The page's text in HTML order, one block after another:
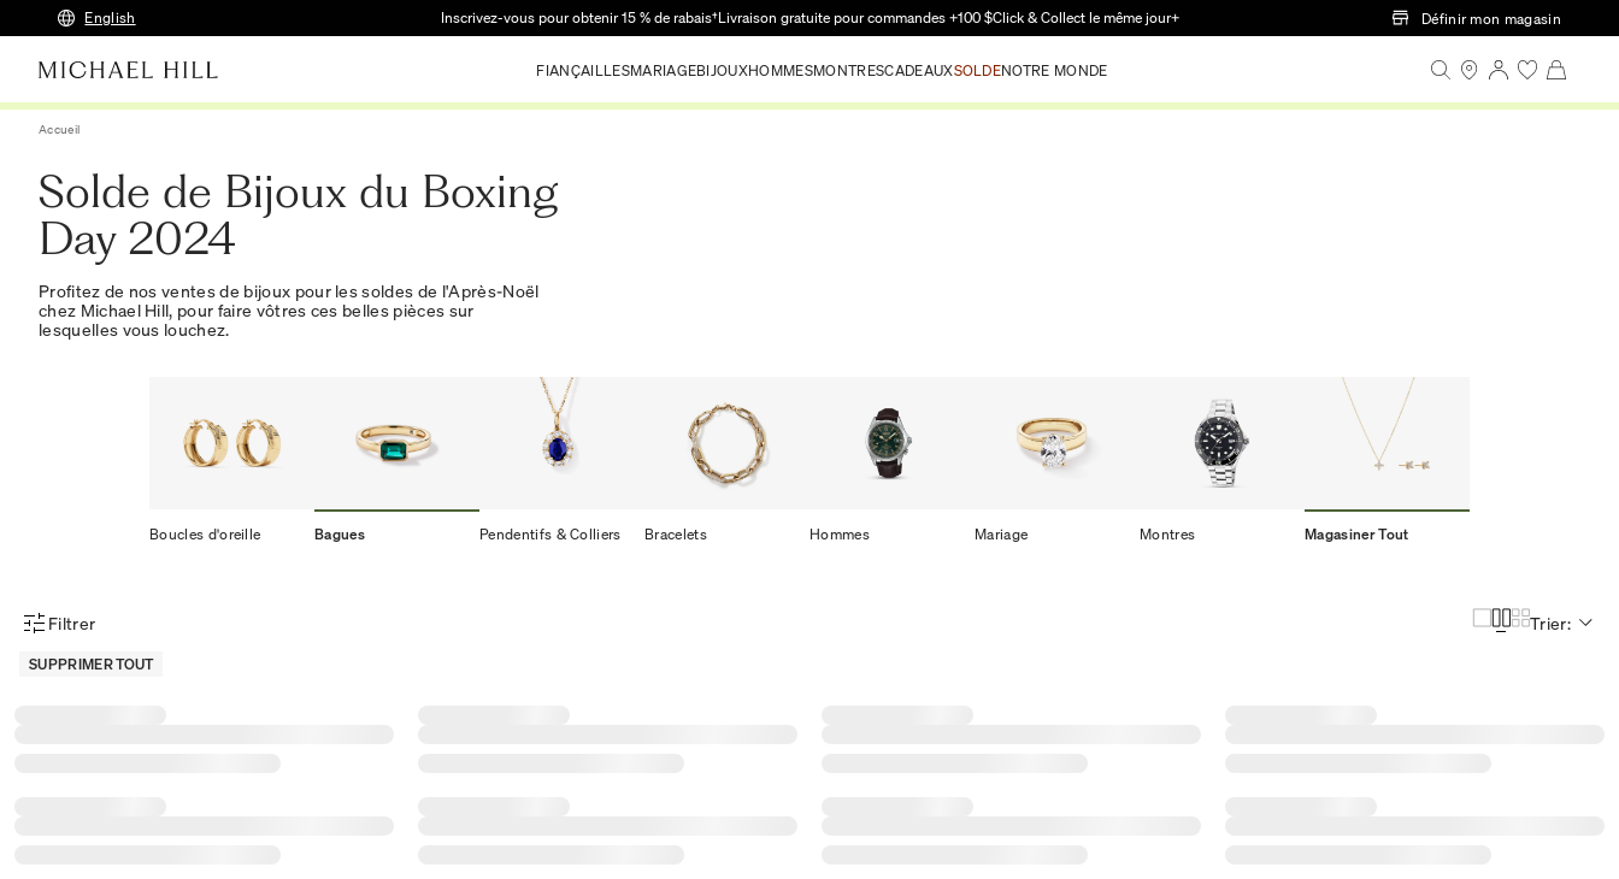
Passer au contenu principal
English Inscrivez-vous pour obtenir 15 % de rabais†Livraison gratuite pour commandes +100 $Click & Collect le même jour+ Définir mon magasin
FIANÇAILLESMARIAGEBIJOUXHOMMESMONTRESCADEAUXSOLDENOTRE MONDE
Accueil
Solde de Bijoux du Boxing
Day 2024
Profitez de nos ventes de bijoux pour les soldes de l'Après-Noël
chez Michael Hill, pour faire vôtres ces belles pièces sur
lesquelles vous louchez.
Boucles d'oreille Bagues Pendentifs & Colliers Bracelets Hommes Mariage Montres Magasiner Tout
Menu des filtres d'articles
Filtrer
SUPPRIMER TOUT
Trier: